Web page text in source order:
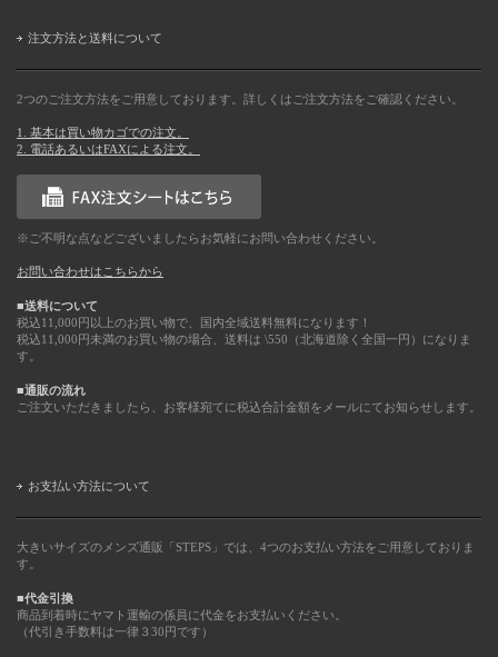
注文方法と送料について
2つのご注文方法をご用意しております。詳しくはご注文方法をご確認ください。
1. 基本は買い物カゴでの注文。
2. 電話あるいはFAXによる注文。
※ご不明な点などございましたらお気軽にお問い合わせください。
お問い合わせはこちらから
■送料について
税込11,000円以上のお買い物で、国内全域送料無料になります！
税込11,000円未満のお買い物の場合、送料は \550（北海道除く全国一円）になりま
す。
■通販の流れ
ご注文いただきましたら、お客様宛てに税込合計金額をメールにてお知らせします。
お支払い方法について
大きいサイズのメンズ通販「STEPS」では、4つのお支払い方法をご用意しておりま
す。
■代金引換
商品到着時にヤマト運輸の係員に代金をお支払いください。
（代引き手数料は一律３30円です）